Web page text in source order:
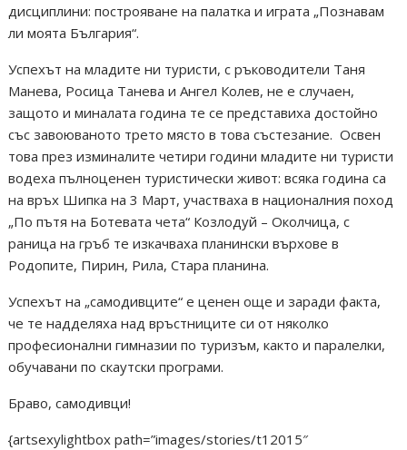
дисциплини: построяване на палатка и играта „Познавам
ли моята България“.
Успехът на младите ни туристи, с ръководители Таня
Манева, Росица Танева и Ангел Колев, не е случаен,
защото и миналата година те се представиха достойно
със завоюваното трето място в това състезание. Освен
това през изминалите четири години младите ни туристи
водеха пълноценен туристически живот: всяка година са
на връх Шипка на 3 Март, участваха в националния поход
„По пътя на Ботевата чета“ Козлодуй – Околчица, с
раница на гръб те изкачваха планински върхове в
Родопите, Пирин, Рила, Стара планина.
Успехът на „самодивците“ е ценен още и заради факта,
че те надделяха над връстниците си от няколко
професионални гимназии по туризъм, както и паралелки,
обучавани по скаутски програми.
Браво, самодивци!
{artsexylightbox path=”images/stories/t12015″